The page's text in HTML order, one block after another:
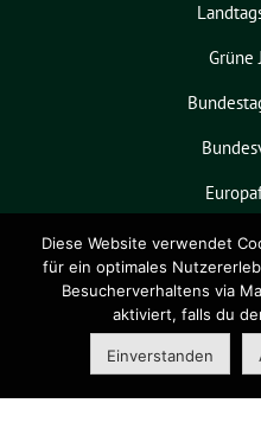
Grüne
Grüne Niedersachsen benutzt
freie grüne Themesunflower
‐
Angebot derverdigado eG.
Diese Website verwendet
für ein optimales
Besucherverhaltens via
aktiviert, falls du
Einverstanden